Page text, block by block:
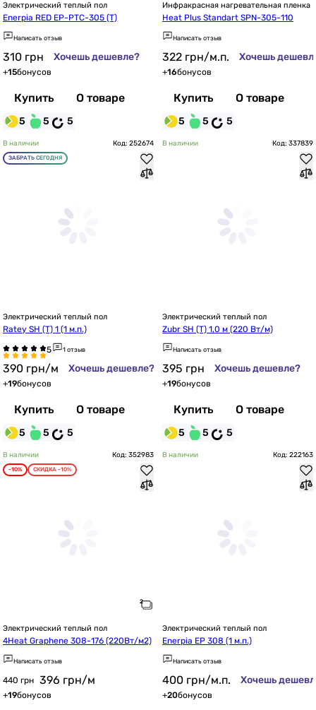
Электрический теплый пол
Enerpia RED EP-PTC-305 (T)
Написать отзыв
310 грн Хочешь дешевле?
+15бонусов
Купить О товаре
5 5 5
Инфракрасная нагревательная пленка
Heat Plus Standart SPN-305-110
Написать отзыв
322 грн/м.п. Хочешь
+16бонусов
Купить О товаре
5 5 5
В наличии Код: 252674
ЗАБРАТЬ СЕГОДНЯ
Электрический теплый пол
Ratey SH (Т) 1 (1 м.п.)
1 отзыв
390 грн/м Хочешь дешевле?
+19бонусов
Купить О товаре
5 5 5
В наличии Код: 337839
Электрический теплый пол
Zubr SH (T) 1,0 м (220 Вт/м)
Написать отзыв
395 грн Хочешь дешевле?
+19бонусов
Купить О товаре
5 5 5
В наличии Код: 352983
-10% СКИДКА -10%
Электрический теплый пол
4Heat Graphene 308-176 (220Вт/м2)
Написать отзыв
440 грн 396 грн/м
+19бонусов
В наличии Код: 222163
Электрический теплый пол
Enerpia EP 308 (1 м.п.)
Написать отзыв
400 грн/м.п. Хочешь
+20бонусов